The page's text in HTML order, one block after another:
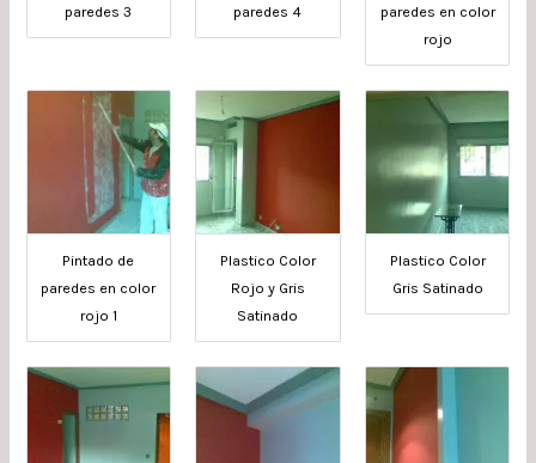
paredes 3
paredes 4
paredes en color
rojo
Pintado de
paredes en color
rojo 1
Plastico Color
Rojo y Gris
Satinado
Plastico Color
Gris Satinado